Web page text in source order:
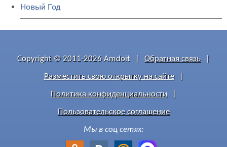
Новый Год
Copyright © 2011-2026 Amdoit Обратная связь
Разместить свою открытку на сайте
Политика конфиденциальности
Пользовательское соглашение
Мы в соц сетях: